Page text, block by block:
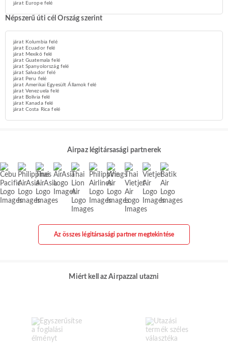
járat Europe felé
Népszerű úti cél Ország szerint
járat Kolumbia felé
járat Ecuador felé
járat Mexikó felé
járat Guatemala felé
járat Spanyolország felé
járat Salvador felé
járat Peru felé
járat Amerikai Egyesült Államok felé
járat Venezuela felé
járat Bolívia felé
járat Kanada felé
járat Costa Rica felé
Airpaz légitársasági partnerek
Az összes légitársasági partner megtekintése
Miért kell az Airpazzal utazni